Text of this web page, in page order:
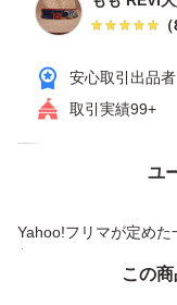
1, 購入者様全員に
2,２回目以降の購入
リピーター割引適応
3,３回以上私から購
（
安心取引出品者
取引実績99+
ユ
Yahoo!フリマが定め
付与しています
価格の相談
この
この商品をみてい